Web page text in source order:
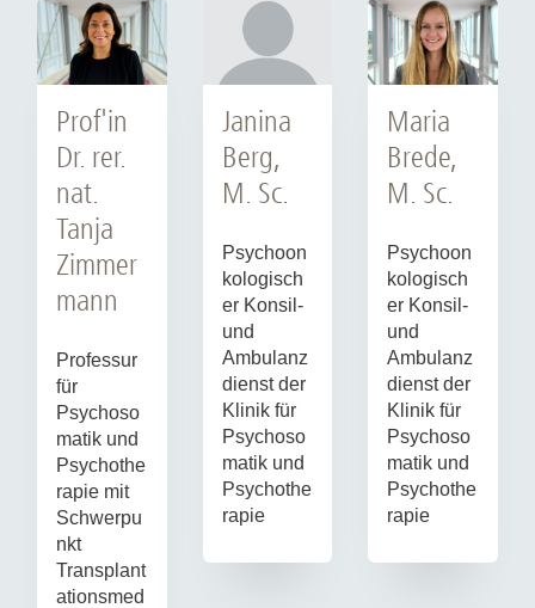
Resilienz-Gruppe für Angehörige
Stärken stärken bei Krebs - Impulse zum Umgang
Alle Angebote sind kostenlos . Wir beraten Sie gerne
persönlich oder auch digital.
Prof'in
Dr. rer.
nat.
Tanja
Zimmer
mann
Professur
für
Psychoso
matik und
Psychothe
rapie mit
Schwerpu
nkt
Transplant
ationsmed
Janina
Berg,
M. Sc.
Psychoon
kologisch
er Konsil-
und
Ambulanz
dienst der
Klinik für
Psychoso
matik und
Psychothe
rapie
Maria
Brede,
M. Sc.
Psychoon
kologisch
er Konsil-
und
Ambulanz
dienst der
Klinik für
Psychoso
matik und
Psychothe
rapie